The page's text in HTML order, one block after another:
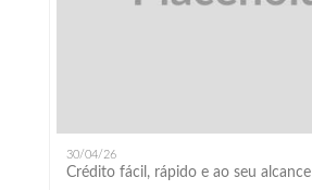
30/04/26
Crédito fácil, rápido e ao seu alcance